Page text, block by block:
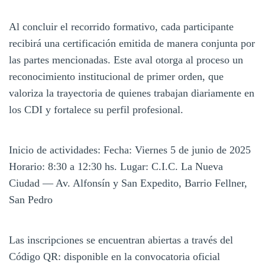
Al concluir el recorrido formativo, cada participante
recibirá una certificación emitida de manera conjunta por
las partes mencionadas. Este aval otorga al proceso un
reconocimiento institucional de primer orden, que
valoriza la trayectoria de quienes trabajan diariamente en
los CDI y fortalece su perfil profesional.
Inicio de actividades: Fecha: Viernes 5 de junio de 2025
Horario: 8:30 a 12:30 hs. Lugar: C.I.C. La Nueva
Ciudad — Av. Alfonsín y San Expedito, Barrio Fellner,
San Pedro
Las inscripciones se encuentran abiertas a través del
Código QR: disponible en la convocatoria oficial